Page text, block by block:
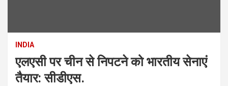
INDIA
एलएसी पर चीन से निपटने को भारतीय सेनाएं
तैयार: सीडीएस.